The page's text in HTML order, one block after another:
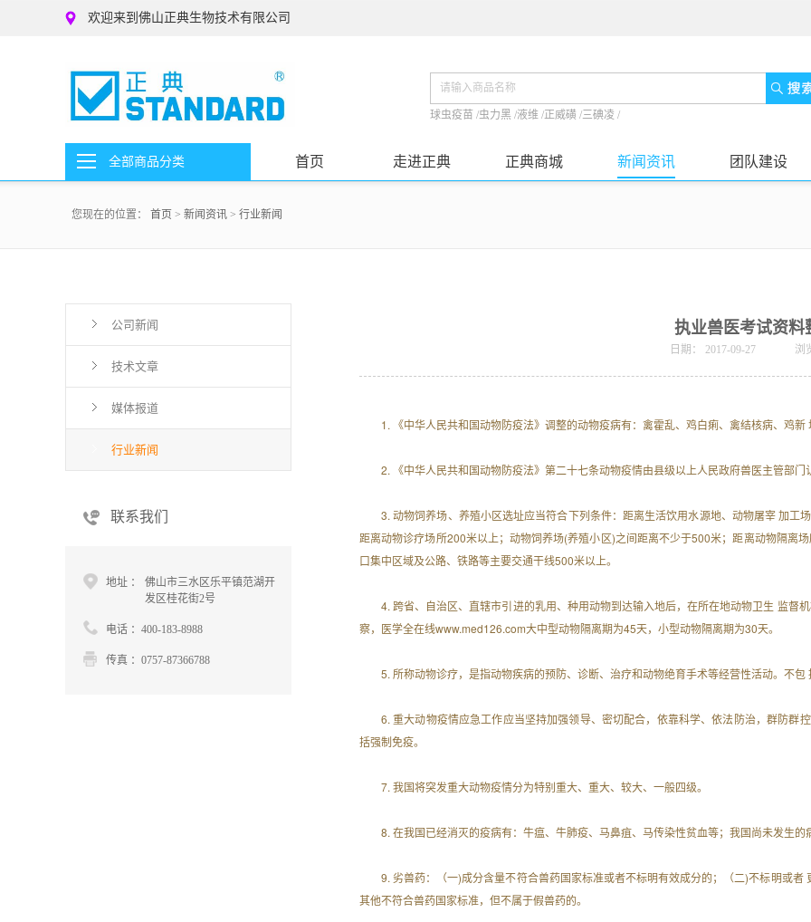
欢迎来到佛山正典生物技术有限公司
球虫疫苗 /虫力黑 /液维 /正威磺 /三碘凌 /
全部商品分类 首页 走进正典 正典商城 新闻资讯 团队建设
公司新闻
技术文章
媒体报道
行业新闻
联系我们
地址 ：
佛山市三水区乐平镇范湖开
发区桂花街2号
电话 ：400-183-8988
传真 ：0757-87366788
您现在的位置： 首页 > 新闻资讯 > 行业新闻
执业兽医考试资料
日期： 2017-09-27 浏
1. 《中华人民共和国动物防疫法》调整的动物疫病有：禽霍乱、鸡白痢、禽结核病、鸡新
2. 《中华人民共和国动物防疫法》第二十七条动物疫情由县级以上人民政府兽医主管部门
3. 动物饲养场、养殖小区选址应当符合下列条件：距离生活饮用水源地、动物屠宰 加工
距离动物诊疗场所200米以上；动物饲养场(养殖小区)之间距离不少于500米；距离动物隔离
口集中区域及公路、铁路等主要交通干线500米以上。
4. 跨省、自治区、直辖市引进的乳用、种用动物到达输入地后，在所在地动物卫生 监督
察，医学全在线www.med126.com大中型动物隔离期为45天，小型动物隔离期为30天。
5. 所称动物诊疗，是指动物疾病的预防、诊断、治疗和动物绝育手术等经营性活动。不包
6. 重大动物疫情应急工作应当坚持加强领导、密切配合，依靠科学、依法防治，群防群
括强制免疫。
7. 我国将突发重大动物疫情分为特别重大、重大、较大、一般四级。
8. 在我国已经消灭的疫病有：牛瘟、牛肺疫、马鼻疽、马传染性贫血等；我国尚未发生的
9. 劣兽药：（一)成分含量不符合兽药国家标准或者不标明有效成分的；（二)不标明或
其他不符合兽药国家标准，但不属于假兽药的。